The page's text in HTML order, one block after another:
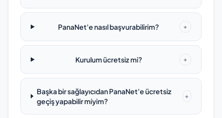
PanaNet'e nasıl başvurabilirim? +
Kurulum ücretsiz mi? +
Başka bir sağlayıcıdan PanaNet'e ücretsiz
geçiş yapabilir miyim?
+